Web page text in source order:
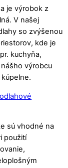
je výrobok z
V našej
so zvýšenou
kde je
kuchyňa,
nášho výrobcu
sú vhodné na
použití